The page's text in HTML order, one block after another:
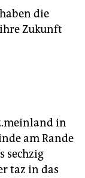
die
Zukunft
in
am Rande
sechzig
taz in das